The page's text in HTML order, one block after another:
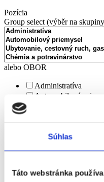
Súhlas
Táto webstránka
Pozícia
Group select (výběr na
alebo OBOR
Administratíva
Automobilový
Ekonomika
Informačné
Tvorivá práca a